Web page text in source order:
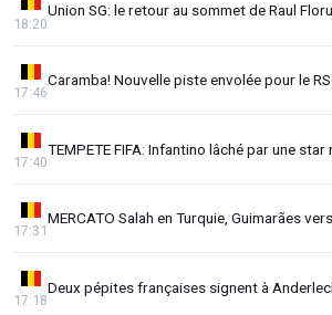
Union SG: le retour au sommet de Raul
18:20
Caramba! Nouvelle piste envolée pour le
17:46
TEMPETE FIFA: Infantino lâché par une star
17:40
MERCATO Salah en Turquie, Guimarães
17:31
Deux pépites françaises signent à
17:18